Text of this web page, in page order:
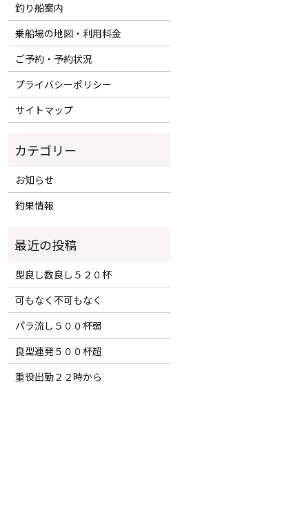
釣り船案内
乗船場の地図・利用料金
ご予約・予約状況
プライバシーポリシー
サイトマップ
カテゴリー
お知らせ
釣果情報
型良し数良し５２０杯
可もなく不可もなく
パラ流し５００杯弱
良型連発５００杯超
重役出勤２２時から